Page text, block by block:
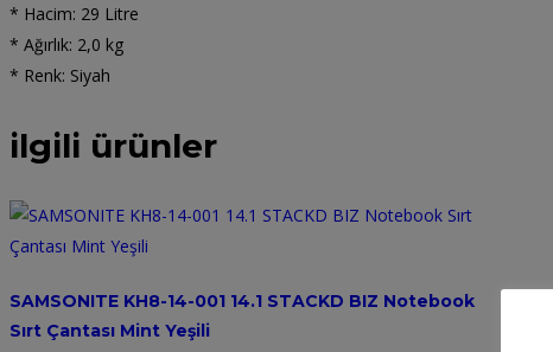
* Hacim: 29 Litre
* Ağırlık: 2,0 kg
* Renk: Siyah
ilgili ürünler
SAMSONITE KH8-14-001 14.1 STACKD BIZ Notebook
Sırt Çantası Mint Yeşili